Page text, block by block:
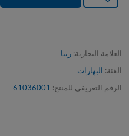
العلامة التجارية: زينا
الفئة: البهارات
الرقم التعريفي للمنتج: 61036001